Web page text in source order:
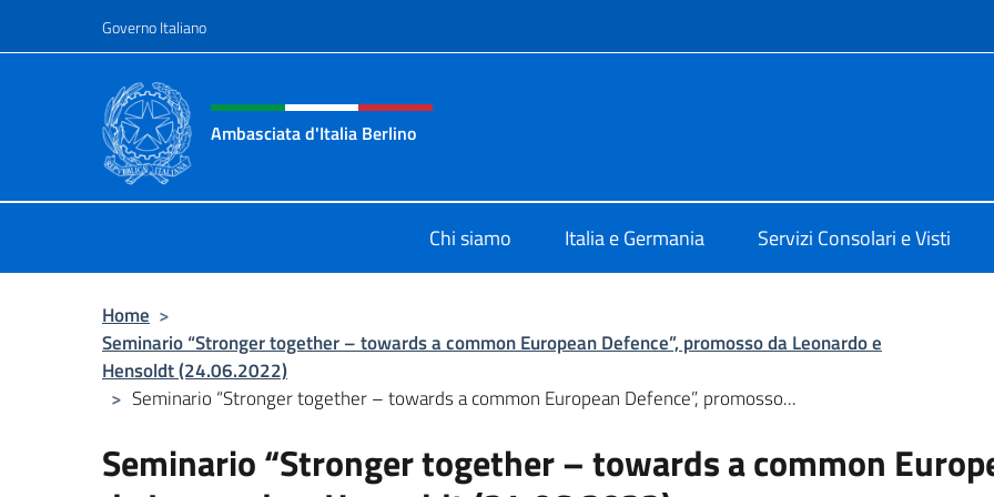
Governo Italiano
Intestazione sito, social e menù
Ambasciata d'Italia Berlino
Chi siamo Italia e Germania Servizi Consolari e Visti
Home >
Seminario “Stronger together – towards a common European Defence”, promosso da Leonardo e
Hensoldt (24.06.2022)
> Seminario “Stronger together – towards a common European Defence”, promosso...
Seminario “Stronger together – towards a common